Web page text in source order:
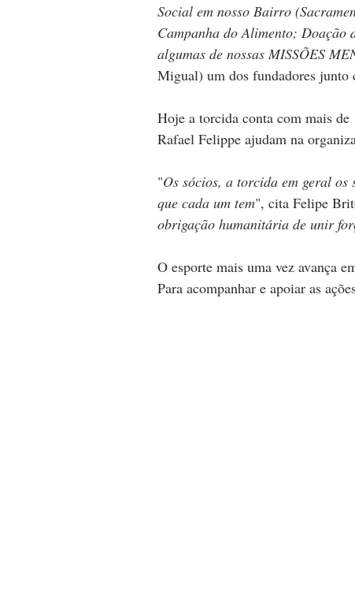
Social em nosso Bairro
Campanha do Alimento; Doação
algumas de nossas MISSÕES
Migual) um dos fundadores junto
Hoje a torcida conta com mais
Rafael Felippe ajudam na
"Os sócios, a torcida em geral os
que cada um tem", cita Felipe
obrigação humanitária de unir
O esporte mais uma vez avança
Para acompanhar e apoiar as